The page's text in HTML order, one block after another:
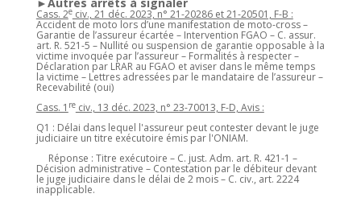
Cass. 2eciv., 21 déc. 2023, n° 21-20286 et 21-20501, F-B :
Accident de moto lors d’une manifestation de moto-cross –
Garantie de l’assureur écartée – Intervention FGAO – C. assur.
art. R. 521-5 – Nullité ou suspension de garantie opposable à la
victime invoquée par l’assureur – Formalités à respecter –
Déclaration par LRAR au FGAO et aviser dans le même temps
la victime – Lettres adressées par le mandataire de l’assureur –
Recevabilité (oui)
Cass. 1 reciv., 13 déc. 2023, n° 23-70013, F-D, Avis :
Q1 : Délai dans lequel l'assureur peut contester devant le juge
judiciaire un titre exécutoire émis par l'ONIAM.
Réponse : Titre exécutoire – C. just. Adm. art. R. 421-1 –
Décision administrative – Contestation par le débiteur devant
le juge judiciaire dans le délai de 2 mois – C. civ., art. 2224
inapplicable.